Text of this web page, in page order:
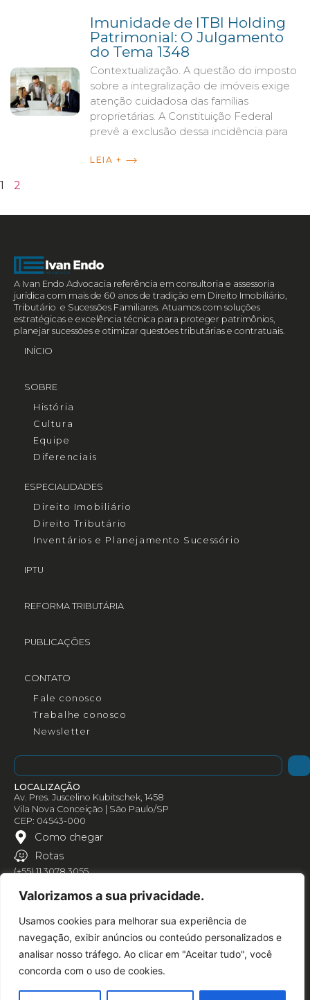
Valorizamos a sua privacidade.
Usamos cookies para melhorar sua experiência de
navegação, exibir anúncios ou conteúdo personalizados e
analisar nosso tráfego. Ao clicar em "Aceitar tudo", você
concorda com o uso de cookies.
Imunidade de ITBI Holding
Patrimonial: O Julgamento
do Tema 1348
Contextualização. A questão do imposto
sobre a integralização de imóveis exige
atenção cuidadosa das famílias
proprietárias. A Constituição Federal
prevê a exclusão dessa incidência para
LEIA +
1 2
A Ivan Endo Advocacia referência em consultoria e assessoria
jurídica com mais de 60 anos de tradição em Direito Imobiliário,
Tributário e Sucessões Familiares. Atuamos com soluções
estratégicas e excelência técnica para proteger patrimônios,
planejar sucessões e otimizar questões tributárias e contratuais.
INÍCIO
SOBRE
História
Cultura
Equipe
Diferenciais
ESPECIALIDADES
Direito Imobiliário
Direito Tributário
Inventários e Planejamento Sucessório
IPTU
REFORMA TRIBUTÁRIA
PUBLICAÇÕES
CONTATO
Fale conosco
Trabalhe conosco
Newsletter
LOCALIZAÇÃO
Av. Pres. Juscelino Kubitschek, 1458
Vila Nova Conceição | São Paulo/SP
CEP: 04543-000
Como chegar
Rotas
(+55) 11 3078 3055